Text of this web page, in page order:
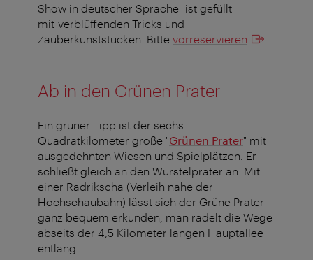
Show in deutscher Sprache ist gefüllt
mit verblüffenden Tricks und
Zauberkunststücken. Bitte vorreservieren
Ab in den Grünen Prater
Ein grüner Tipp ist der sechs
Quadratkilometer große "Grünen Prater" mit
ausgedehnten Wiesen und Spielplätzen. Er
schließt gleich an den Wurstelprater an. Mit
einer Radrikscha (Verleih nahe der
Hochschaubahn) lässt sich der Grüne Prater
ganz bequem erkunden, man radelt die Wege
abseits der 4,5 Kilometer langen Hauptallee
entlang.